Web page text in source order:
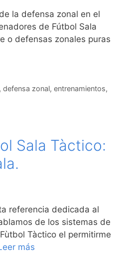
la defensa zonal en el
de Fútbol Sala
o defensas zonales puras
, defensa zonal, entrenamientos,
Sala Tàctico:
referencia dedicada al
de los sistemas de
Tàctico el permitirme
más